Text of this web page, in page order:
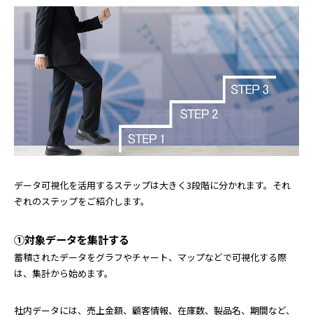
データ可視化を活用するステップは大きく3段階に分かれます。それ
ぞれのステップをご紹介します。
①対象データを集計する
蓄積されたデータをグラフやチャート、マップなどで可視化する際
は、集計から始めます。
社内データには、売上金額、顧客情報、在庫数、製品名、期間など、